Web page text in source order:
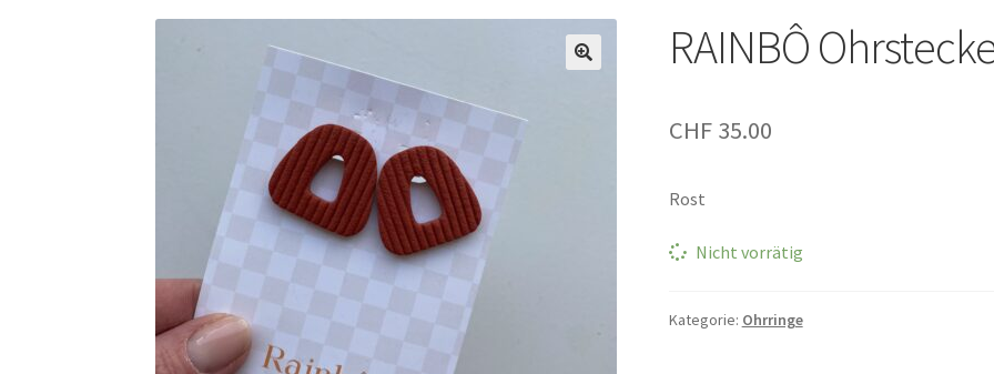
RAINBÔ
CHF35.00
Rost
Nicht vorrätig
Kategorie: Ohrringe